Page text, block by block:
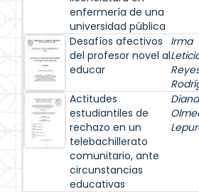
enfermería de una
universidad pública
Desafíos afectivos
del profesor novel al
educar
Irma
Actitudes
estudiantiles de
rechazo en un
telebachillerato
comunitario, ante
circunstancias
educativas
Diana